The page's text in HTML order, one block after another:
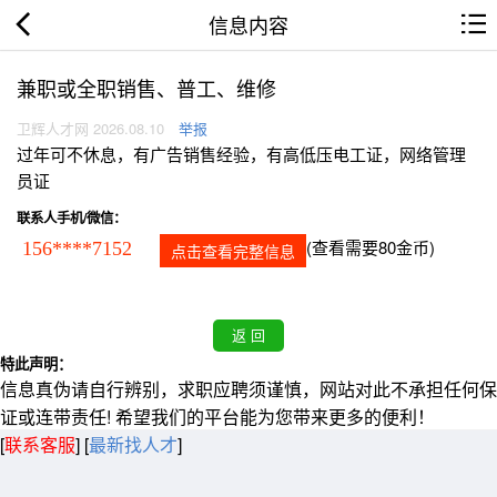
信息内容
兼职或全职销售、普工、维修
卫辉人才网 2026.08.10 举报
过年可不休息，有广告销售经验，有高低压电工证，网络管理
员证
联系人手机/微信：
156****7152 点击查看完整信息 (查看需要80金币)
特此声明：
信息真伪请自行辨别，求职应聘须谨慎，网站对此不承担任何保
证或连带责任! 希望我们的平台能为您带来更多的便利！
[联系客服] [最新找人才]